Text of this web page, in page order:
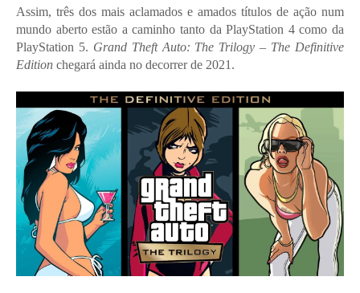
Assim, três dos mais aclamados e amados títulos de ação num
mundo aberto estão a caminho tanto da PlayStation 4 como da
PlayStation 5. Grand Theft Auto: The Trilogy – The Definitive
Edition chegará ainda no decorrer de 2021.